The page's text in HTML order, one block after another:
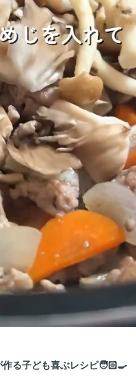
る子ども喜ぶレシピ🧑🏻‍🍳